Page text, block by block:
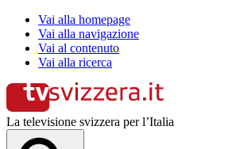
Vai alla homepage
Vai alla navigazione
Vai al contenuto
Vai alla ricerca
La televisione svizzera per l’Italia